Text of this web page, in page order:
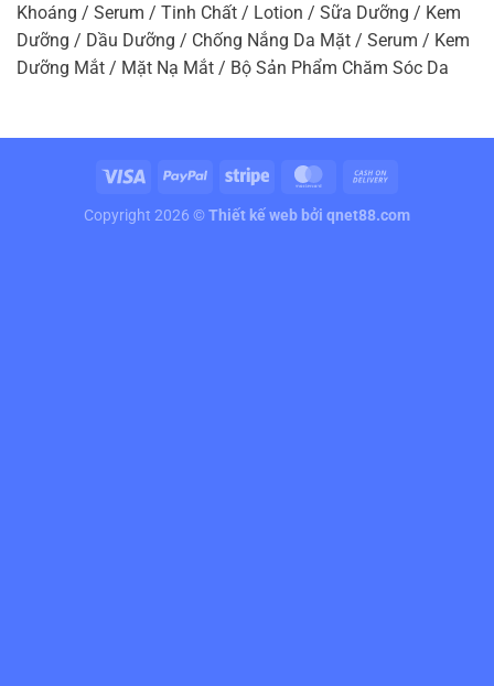
Khoáng / Serum / Tinh Chất / Lotion / Sữa Dưỡng / Kem
Dưỡng / Dầu Dưỡng / Chống Nắng Da Mặt / Serum / Kem
Dưỡng Mắt / Mặt Nạ Mắt / Bộ Sản Phẩm Chăm Sóc Da
Copyright 2026 ©Thiết kế web bởi qnet88.com